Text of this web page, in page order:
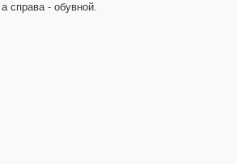
справа - обувной.